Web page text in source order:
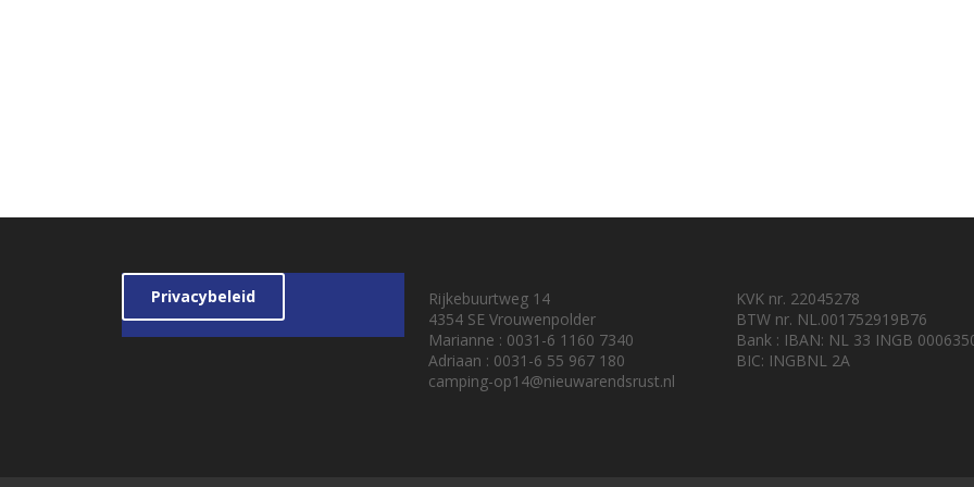
Rijkebuurtweg 14
4354 SE Vrouwenpolder
Marianne : 0031-6 1160 7340
Adriaan : 0031-6 55 967 180
camping-op14@nieuwarendsrust.nl
KVK nr. 22045278
BTW nr. NL.001752919B76
Bank : IBAN: NL 33 INGB
BIC: INGBNL 2A
Privacybeleid